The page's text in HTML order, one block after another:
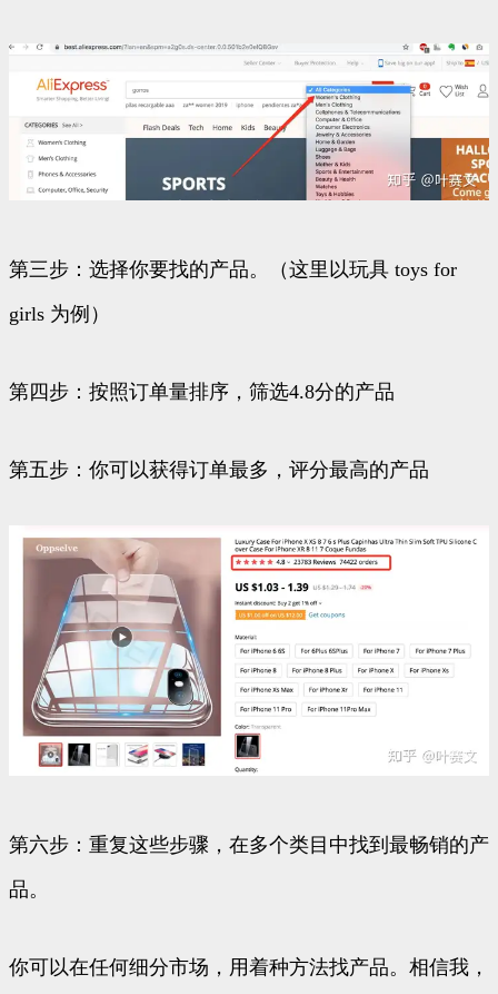
第三步：选择你要找的产品。（这里以玩具 toys for
girls 为例）
第四步：按照订单量排序，筛选4.8分的产品
第五步：你可以获得订单最多，评分最高的产品
第六步：重复这些步骤，在多个类目中找到最畅销的产
品。
你可以在任何细分市场，用着种方法找产品。相信我，